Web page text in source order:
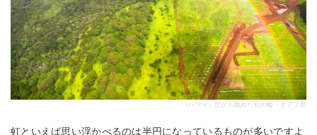
《ハワイ》空から眺めた虹の輪・オアフ島
虹といえば思い浮かべるのは半円になっているものが多いですよ